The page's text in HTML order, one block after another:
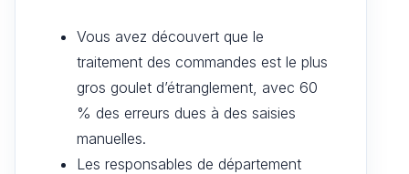
Vous avez découvert que le
traitement des commandes est le plus
gros goulet d’étranglement, avec 60
% des erreurs dues à des saisies
manuelles.
Les responsables de département